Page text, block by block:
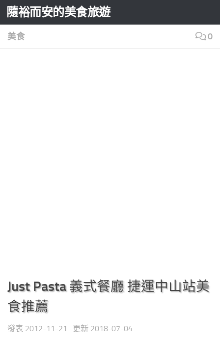
Skip to content
隨裕而安的美食旅遊
美食 0
Just Pasta 義式餐廳 捷運中山站美
食推薦
發表 2012-11-21 · 更新 2018-07-04